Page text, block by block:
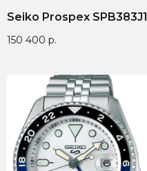
Seiko Prospex SPB383J1
150 400 р.